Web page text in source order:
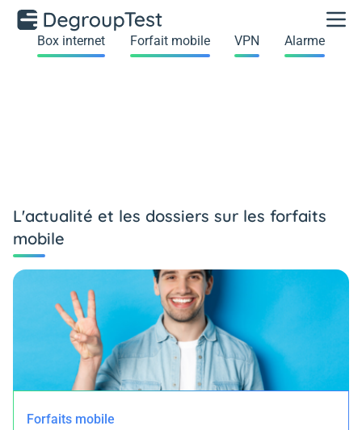
Box internet Forfait mobile VPN Alarme
L'actualité et les dossiers sur les forfaits
mobile
Forfaits mobile